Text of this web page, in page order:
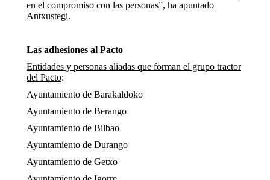
en el compromiso con las personas”, ha apuntado
Antxustegi.
Las adhesiones al Pacto
Entidades y personas aliadas que forman el grupo tractor
del Pacto:
Ayuntamiento de Barakaldoko
Ayuntamiento de Berango
Ayuntamiento de Bilbao
Ayuntamiento de Durango
Ayuntamiento de Getxo